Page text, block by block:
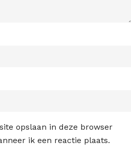
opslaan in deze browser
ik een reactie plaats.